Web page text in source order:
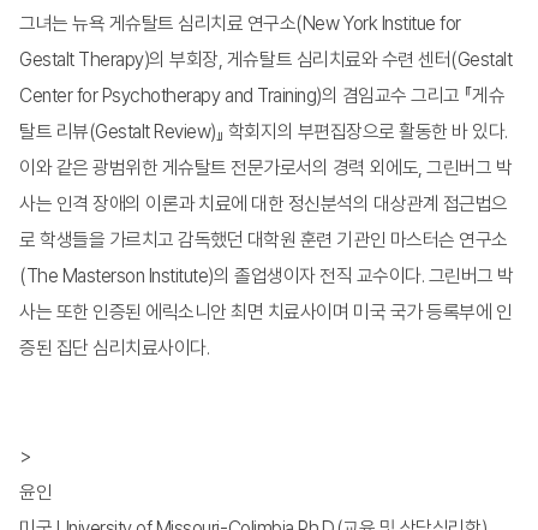
그녀는 뉴욕 게슈탈트 심리치료 연구소(New York Institue for
Gestalt Therapy)의 부회장, 게슈탈트 심리치료와 수련 센터(Gestalt
Center for Psychotherapy and Training)의 겸임교수 그리고 『게슈
탈트 리뷰(Gestalt Review)』 학회지의 부편집장으로 활동한 바 있다.
이와 같은 광범위한 게슈탈트 전문가로서의 경력 외에도, 그린버그 박
사는 인격 장애의 이론과 치료에 대한 정신분석의 대상관계 접근법으
로 학생들을 가르치고 감독했던 대학원 훈련 기관인 마스터슨 연구소
(The Masterson Institute)의 졸업생이자 전직 교수이다. 그린버그 박
사는 또한 인증된 에릭소니안 최면 치료사이며 미국 국가 등록부에 인
증된 집단 심리치료사이다.
>
윤인